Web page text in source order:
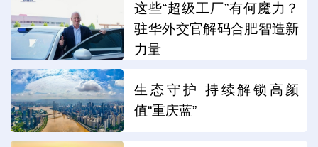
这些“超级工厂”有何魔力？
驻华外交官解码合肥智造新
力量
生态守护 持续解锁高颜
值“重庆蓝”